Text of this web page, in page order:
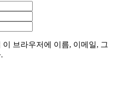
브라우저에 이름, 이메일, 그